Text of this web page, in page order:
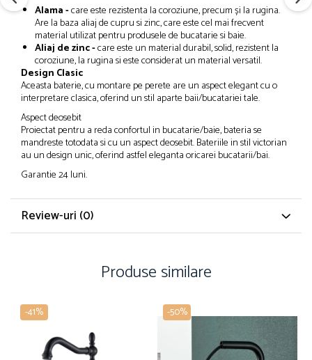
Alama -care este rezistenta la coroziune, precum și la rugina.
Are la baza aliaj de cupru si zinc, care este cel mai frecvent
material utilizat pentru produsele de bucatarie si baie.
Aliaj de zinc -care este un material durabil, solid, rezistent la
coroziune, la rugina si este considerat un material versatil.
Design Clasic
Aceasta baterie, cu montare pe perete are un aspect elegant cu o
interpretare clasica, oferind un stil aparte baii/bucatariei tale.
Aspect deosebit
Proiectat pentru a reda confortul in bucatarie/baie, bateria se
mandreste totodata si cu un aspect deosebit. Bateriile in stil victorian
au un design unic, oferind astfel eleganta oricarei bucatarii/bai.
Garantie 24 luni.
Review-uri (0)
Produse similare
-41% -50%